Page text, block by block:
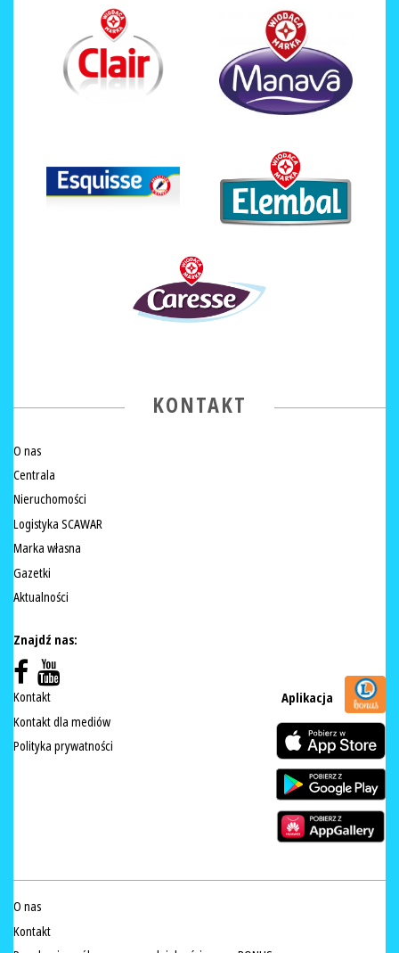
KONTAKT
O nas
Centrala
Nieruchomości
Logistyka SCAWAR
Marka własna
Gazetki
Aktualności
Znajdź nas:
Kontakt
Kontakt dla mediów
Polityka prywatności
Aplikacja
O nas
Kontakt